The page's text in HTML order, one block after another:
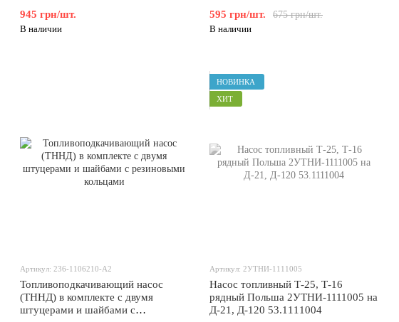
Евро-2
945 грн/шт.
В наличии
675 грн/шт.
595 грн/шт.
В наличии
Артикул: 236-1106210-А2
Топливоподкачивающий насос
(ТННД) в комплекте с двумя
штуцерами и шайбами с
НОВИНКА
ХИТ
Артикул: 2УТНИ-1111005
Насос топливный Т-25, Т-16
рядный Польша 2УТНИ-1111005 на
Д-21, Д-120 53.1111004